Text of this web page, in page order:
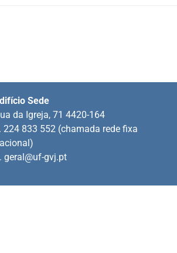
Sede
da Igreja, 71 4420-164
224 833 552 (chamada rede fixa
geral@uf-gvj.pt